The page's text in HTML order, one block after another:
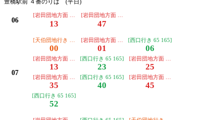
豊橋駅前 ４番のりば (平日)
06
[岩田団地方面 68 168]
13
[岩田団地方面 68 168]
47
07
[天伯団地行き 45 47]
00
[岩田団地方面 68 168]
01
[西口行き 65 165]
06
[岩田団地方面 68 168]
13
[西口行き 65 165]
23
[岩田団地方面 68 168]
25
[岩田団地方面 68 168]
35
[西口行き 65 165]
40
[岩田団地方面 68 168]
45
[西口行き 65 165]
52